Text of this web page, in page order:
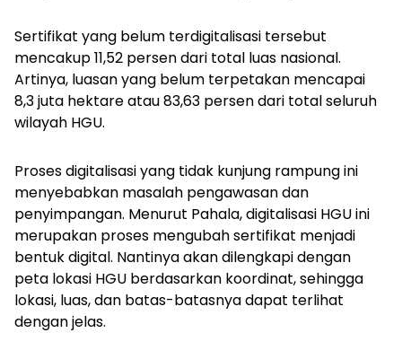
Sertifikat yang belum terdigitalisasi tersebut
mencakup 11,52 persen dari total luas nasional.
Artinya, luasan yang belum terpetakan mencapai
8,3 juta hektare atau 83,63 persen dari total seluruh
wilayah HGU.
Proses digitalisasi yang tidak kunjung rampung ini
menyebabkan masalah pengawasan dan
penyimpangan. Menurut Pahala, digitalisasi HGU ini
merupakan proses mengubah sertifikat menjadi
bentuk digital. Nantinya akan dilengkapi dengan
peta lokasi HGU berdasarkan koordinat, sehingga
lokasi, luas, dan batas-batasnya dapat terlihat
dengan jelas.